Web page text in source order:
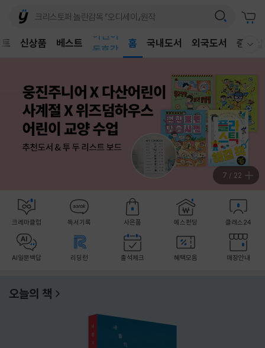
신상품 베스트
독후감
홈 국내도서 외국도서 중고샵
8 / 22
크레마클럽 독서기록 사은품 예스펀딩 클래스24
AI일문백답 리딩런 출석체크 혜택모음 매장안내
오늘의 책